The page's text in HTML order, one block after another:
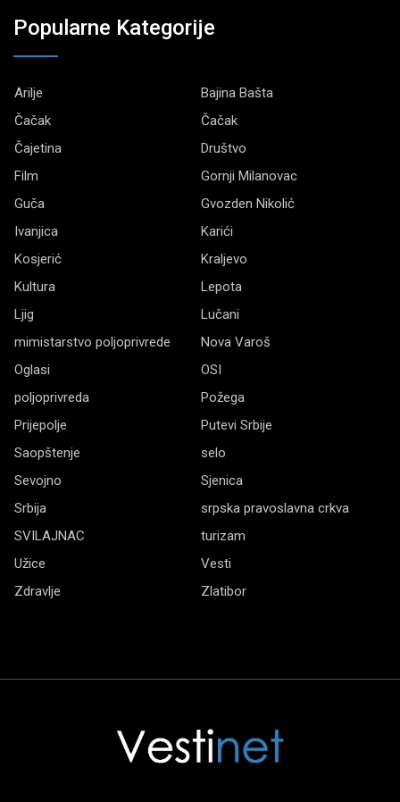
Popularne Kategorije
Arilje
Bajina Bašta
Čačak
Čačak
Čajetina
Društvo
Film
Gornji Milanovac
Guča
Gvozden Nikolić
Ivanjica
Karići
Kosjerić
Kraljevo
Kultura
Lepota
Ljig
Lučani
mimistarstvo poljoprivrede
Nova Varoš
Oglasi
OSI
poljoprivreda
Požega
Prijepolje
Putevi Srbije
Saopštenje
selo
Sevojno
Sjenica
Srbija
srpska pravoslavna crkva
SVILAJNAC
turizam
Užice
Vesti
Zdravlje
Zlatibor